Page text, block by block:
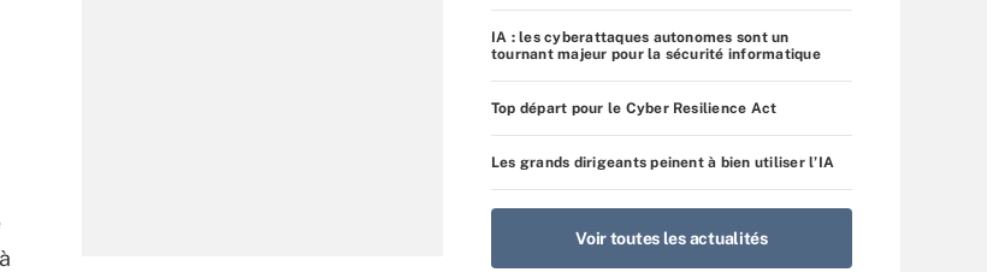
IA : les cyberattaques autonomes sont un
tournant majeur pour la sécurité informatique
Top départ pour le Cyber Resilience Act
Les grands dirigeants peinent à bien utiliser l’IA
Voir toutes les actualités